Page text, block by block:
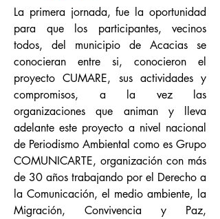
La primera jornada, fue la oportunidad
para que los participantes, vecinos
todos, del municipio de Acacias se
conocieran entre si, conocieron el
proyecto CUMARE, sus actividades y
compromisos, a la vez las
organizaciones que animan y lleva
adelante este proyecto a nivel nacional
de Periodismo Ambiental como es Grupo
COMUNICARTE, organización con más
de 30 años trabajando por el Derecho a
la Comunicación, el medio ambiente, la
Migración, Convivencia y Paz,